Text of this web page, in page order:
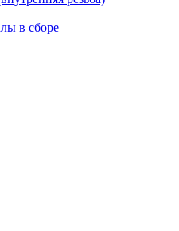
в сборе